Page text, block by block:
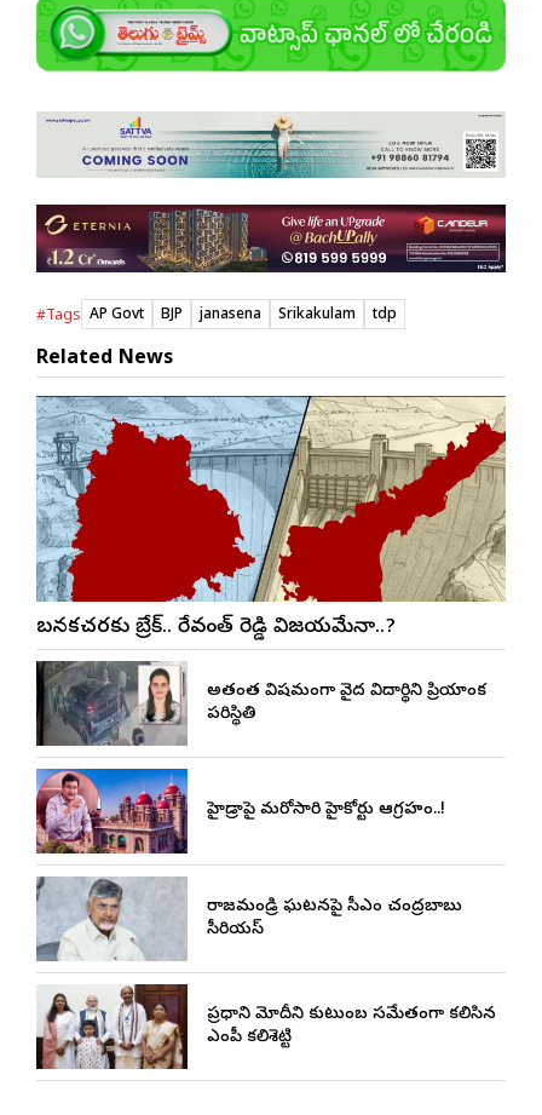
#Tags AP Govt BJP janasena Srikakulam tdp
Related News
బనకచర్లకు బ్రేక్.. రేవంత్ రెడ్డి విజయమేనా..?
అత్యంత విషమంగా వైద్య విద్యార్థిని ప్రియాంక
పరిస్థితి
హైడ్రాపై మరోసారి హైకోర్టు ఆగ్రహం..!
రాజమండ్రి ఘటనపై సీఎం చంద్రబాబు
సీరియస్
ప్రధాని మోదీని కుటుంబ సమేతంగా కలిసిన
ఎంపీ కలిశెట్టి